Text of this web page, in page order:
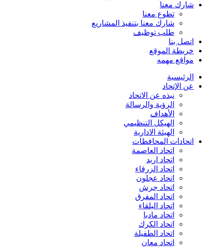
شارك معنا
تطوع معنا
شارك معنا بتنفيذ المشاريع
طلب توظيف
اتصل بنا
خريطة الموقع
مواقع مهمه
الرئيسية
عن الإتحاد
نبذه عن الاتحاد
الرؤية والرسالة
الأهداف
الهيكل التنظيمي
الهيئة الادارية
اتحادات المحافظات
اتحاد العاصمة
اتحاد اربد
اتحاد الزرقاء
اتحاد عجلون
اتحاد جرش
اتحاد المفرق
اتحاد البلقاء
اتحاد مادبا
اتحاد الكرك
اتحاد الطفيلة
اتحاد معان